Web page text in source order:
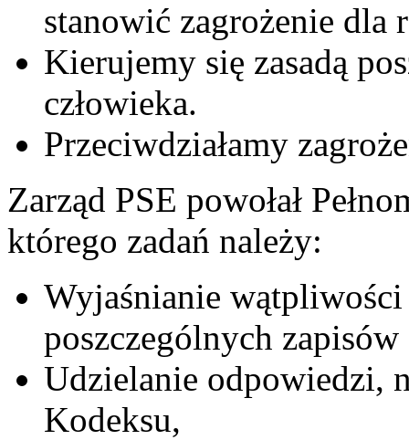
stanowić zagrożenie dla
Kierujemy się zasadą
człowieka.
Przeciwdziałamy
Zarząd PSE powołał
którego zadań należy:
Wyjaśnianie
poszczególnych
Udzielanie odpowiedzi,
Kodeksu,